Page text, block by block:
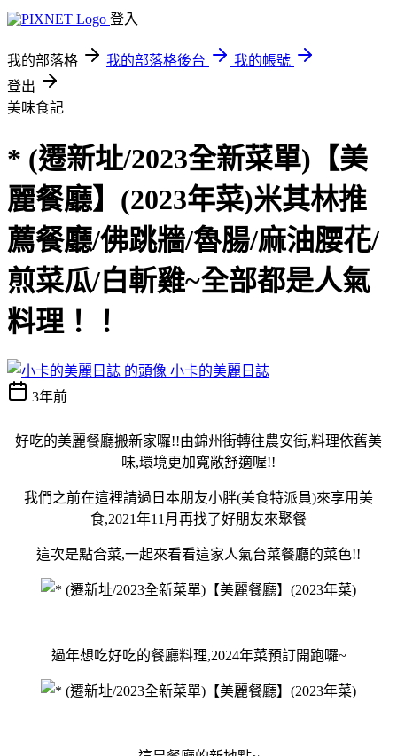
登入
我的部落格 我的部落格後台
我的帳號
登出
美味食記
* (遷新址/2023全新菜單)【美
麗餐廳】(2023年菜)米其林推
薦餐廳/佛跳牆/魯腸/麻油腰花/
煎菜瓜/白斬雞~全部都是人氣
料理！！
小卡的美麗日誌
3年前
好吃的美麗餐廳搬新家囉!!由錦州街轉往農安街,料理依舊美
味,環境更加寬敞舒適喔!!
我們之前在這裡請過日本朋友小胖(美食特派員)來享用美
食,2021年11月再找了好朋友來聚餐
這次是點合菜,一起來看看這家人氣台菜餐廳的菜色!!
過年想吃好吃的餐廳料理,2024年菜預訂開跑囉~